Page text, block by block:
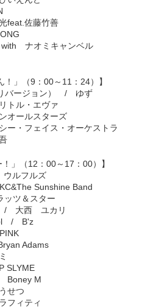
佐藤竹善
オミキャンベル
！」（9：00～11：24）】
バージョン） / ゆず
ル・エヴァ
ールスターズ
・フェイス・オーケストラ
」（12：00～17：00）】
ルフルズ
Sunshine Band
ツ＆スター
/ 大西 ユカリ
/ B'z
Adams
Boney M
せつ
ィティ